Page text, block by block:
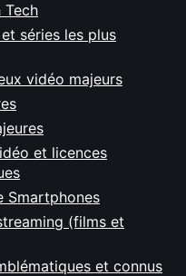
Tech
séries les plus
vidéo majeurs
et licences
Smartphones
(films et
et connus